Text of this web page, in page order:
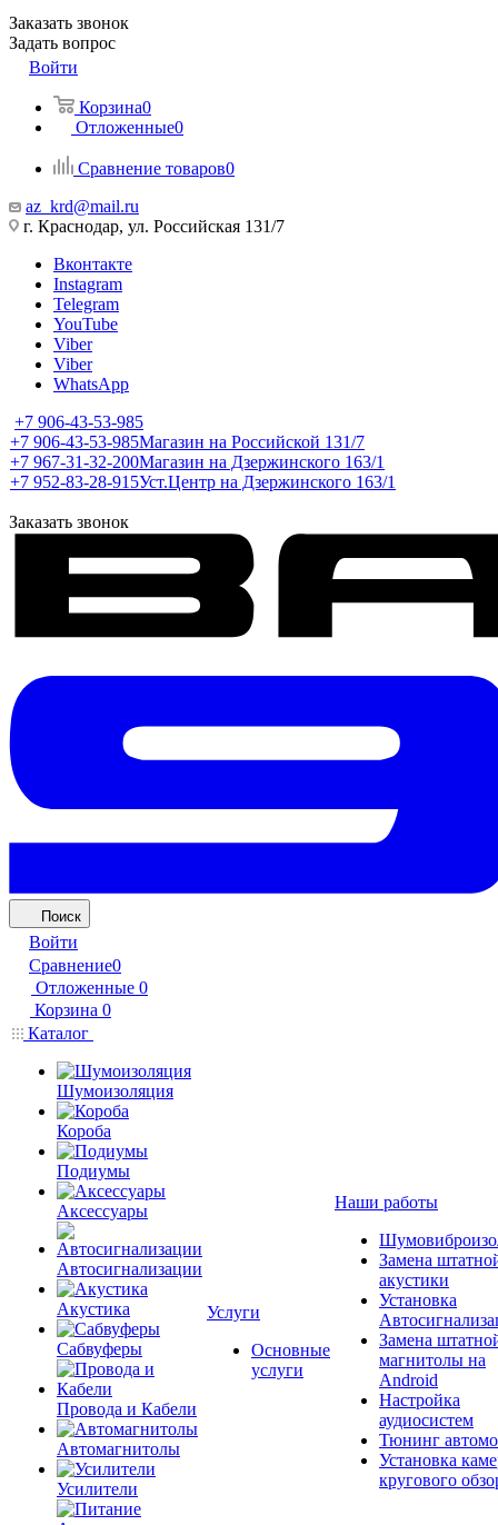
Заказать звонок
Задать вопрос
Войти
Корзина0
Отложенные0
Сравнение товаров0
az_krd@mail.ru
г. Краснодар, ул. Российская 131/7
Вконтакте
Instagram
Telegram
YouTube
Viber
Viber
WhatsApp
+7 906-43-53-985
+7 906-43-53-985Магазин на Российской 131/7
+7 967-31-32-200Магазин на Дзержинского 163/1
+7 952-83-28-915Уст.Центр на Дзержинского 163/1
Заказать звонок
Поиск
Войти
Сравнение0
Отложенные 0
Корзина 0
Каталог
Шумоизоляция
Короба
Подиумы
Аксессуары
Автосигнализации
Акустика
Сабвуферы
Провода и Кабели
Автомагнитолы
Усилители
Услуги
Основные
услуги
Наши работы
Замена
акустики
Установка
Замена
магнитолы на
Android
Настройка
аудиосистем
Тюнинг
Установка
кругового